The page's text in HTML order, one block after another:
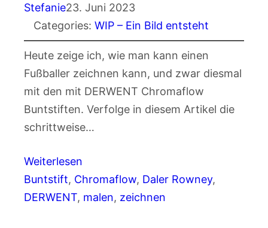
Stefanie23. Juni 2023
Categories: WIP – Ein Bild entsteht
Heute zeige ich, wie man kann einen
Fußballer zeichnen kann, und zwar diesmal
mit den mit DERWENT Chromaflow
Buntstiften. Verfolge in diesem Artikel die
schrittweise…
Weiterlesen
Buntstift, Chromaflow, Daler Rowney
DERWENT, malen, zeichnen